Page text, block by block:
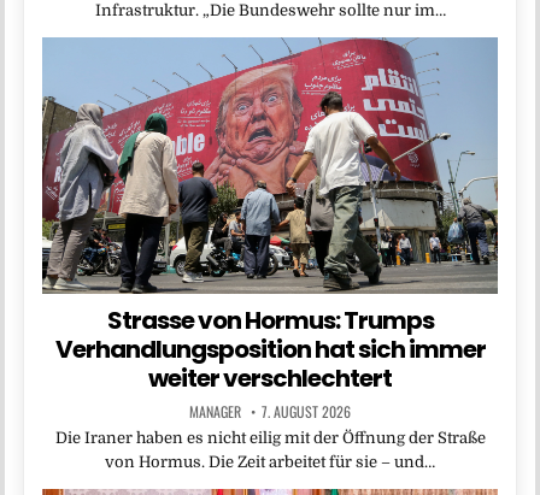
Infrastruktur. „Die Bundeswehr sollte nur im…
Strasse von Hormus: Trumps
Verhandlungsposition hat sich immer
weiter verschlechtert
MANAGER 7. AUGUST 2026
Die Iraner haben es nicht eilig mit der Öffnung der Straße
von Hormus. Die Zeit arbeitet für sie – und…